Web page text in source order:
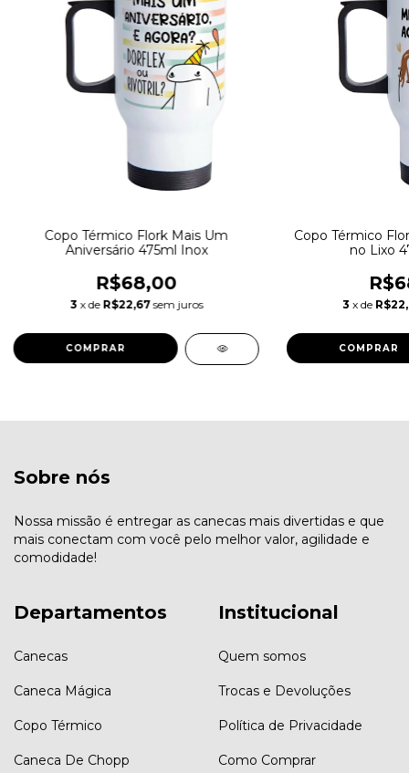
Copo Térmico Flork Mais Um
Aniversário 475ml Inox
R$68,00
3 x de R$22,67 sem juros
Copo Térmico
no Lixo
3 x de
Sobre nós
Nossa missão é entregar as canecas mais divertidas e que
mais conectam com você pelo melhor valor, agilidade e
comodidade!
Departamentos
Canecas
Caneca Mágica
Copo Térmico
Caneca De Chopp
Institucional
Quem somos
Trocas e Devoluções
Política de Privacidade
Como Comprar